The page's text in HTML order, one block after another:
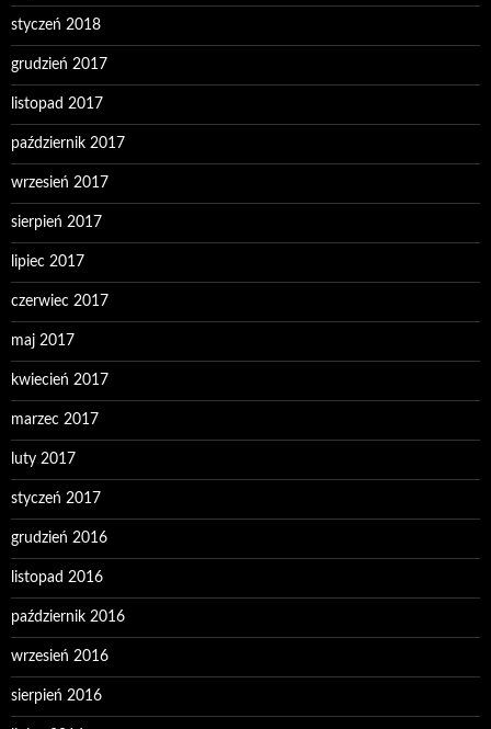
styczeń 2018
grudzień 2017
listopad 2017
październik 2017
wrzesień 2017
sierpień 2017
lipiec 2017
czerwiec 2017
maj 2017
kwiecień 2017
marzec 2017
luty 2017
styczeń 2017
grudzień 2016
listopad 2016
październik 2016
wrzesień 2016
sierpień 2016